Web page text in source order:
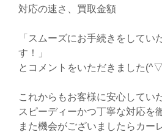
対応の速さ、買取金額
「スムーズにお手続きをしてい
す！」
とコメントをいただきました
これからもお客様に安心してい
スピーディーかつ丁寧な対応を
また機会がございましたらカー